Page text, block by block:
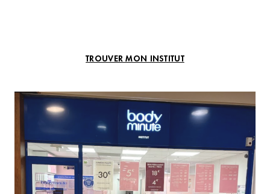
TROUVER MON INSTITUT